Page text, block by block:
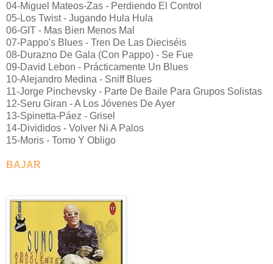
04-Miguel Mateos-Zas - Perdiendo El Control
05-Los Twist - Jugando Hula Hula
06-GIT - Mas Bien Menos Mal
07-Pappo's Blues - Tren De Las Dieciséis
08-Durazno De Gala (Con Pappo) - Se Fue
09-David Lebon - Prácticamente Un Blues
10-Alejandro Medina - Sniff Blues
11-Jorge Pinchevsky - Parte De Baile Para Grupos Solistas
12-Seru Giran - A Los Jóvenes De Ayer
13-Spinetta-Páez - Grisel
14-Divididos - Volver Ni A Palos
15-Moris - Tomo Y Obligo
BAJAR